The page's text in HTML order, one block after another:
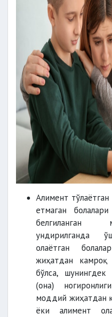
Алимент
етмаган
белгиланган
ундирилганда
олаётган
жиҳатдан камроқ
бўлса,
(она)
моддий жиҳатдан
ёки алимент